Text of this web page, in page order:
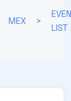
MEX >
LIST